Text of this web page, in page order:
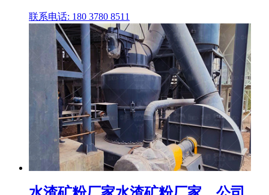
联系电话: 180 3780 8511